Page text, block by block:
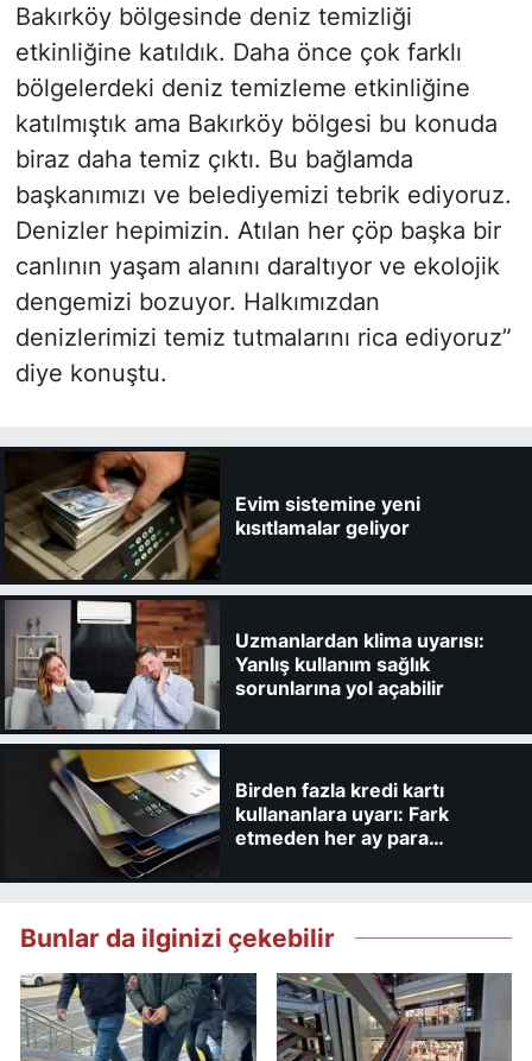
Bakırköy bölgesinde deniz temizliği
etkinliğine katıldık. Daha önce çok farklı
bölgelerdeki deniz temizleme etkinliğine
katılmıştık ama Bakırköy bölgesi bu konuda
biraz daha temiz çıktı. Bu bağlamda
başkanımızı ve belediyemizi tebrik ediyoruz.
Denizler hepimizin. Atılan her çöp başka bir
canlının yaşam alanını daraltıyor ve ekolojik
dengemizi bozuyor. Halkımızdan
denizlerimizi temiz tutmalarını rica ediyoruz”
diye konuştu.
Evim sistemine yeni
kısıtlamalar geliyor
Uzmanlardan klima uyarısı:
Yanlış kullanım sağlık
sorunlarına yol açabilir
Birden fazla kredi kartı
kullananlara uyarı: Fark
etmeden her ay para
Bunlar da ilginizi çekebilir